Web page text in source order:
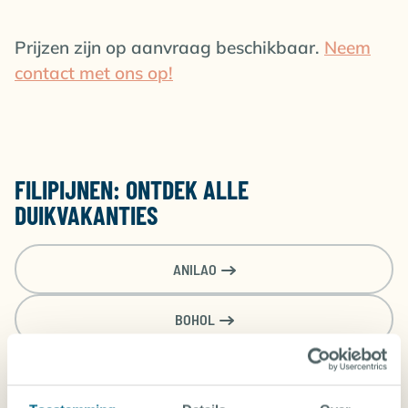
zijn ruime tweepersoonskamers onderverdeeld in
comfort en luxe kamers.
Prijzen zijn op aanvraag beschikbaar. Neem
contact met ons op!
FILIPIJNEN: ONTDEK ALLE
DUIKVAKANTIES
ANILAO
BOHOL